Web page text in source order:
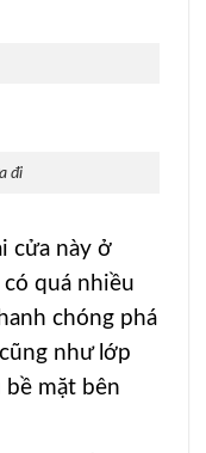
đi
cửa này ở
quá nhiều
chóng phá
như lớp
bề mặt bên